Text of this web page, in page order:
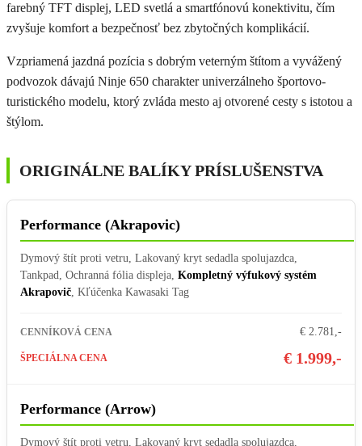
farebný TFT displej, LED svetlá a smartfónovú konektivitu, čím
zvyšuje komfort a bezpečnosť bez zbytočných komplikácií.
Vzpriamená jazdná pozícia s dobrým veterným štítom a vyvážený
podvozok dávajú Ninje 650 charakter univerzálneho športovo-
turistického modelu, ktorý zvláda mesto aj otvorené cesty s istotou a
štýlom.
ORIGINÁLNE BALÍKY PRÍSLUŠENSTVA
Performance (Akrapovic)
Dymový štít proti vetru, Lakovaný kryt sedadla spolujazdca,
Tankpad, Ochranná fólia displeja, Kompletný výfukový systém
Akrapovič, Kľúčenka Kawasaki Tag
CENNÍKOVÁ CENA € 2.781,-
ŠPECIÁLNA CENA € 1.999,-
Performance (Arrow)
Dymový štít proti vetru, Lakovaný kryt sedadla spolujazdca,